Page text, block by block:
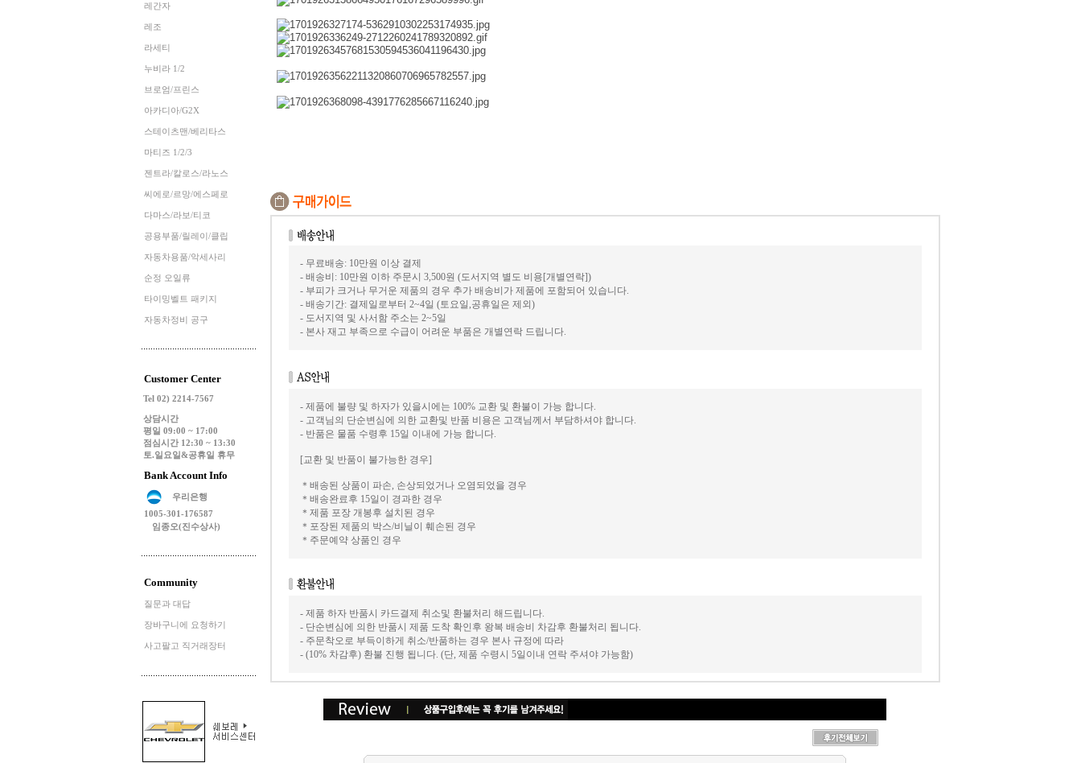
레간자
레조
라세티
누비라 1/2
브로엄/프린스
아카디아/G2X
스테이츠맨/베리타스
마티즈 1/2/3
젠트라/칼로스/라노스
씨에로/르망/에스페로
다마스/라보/티코
공용부품/릴레이/클립
자동차용품/악세사리
순정 오일류
타이밍벨트 패키지
자동차정비 공구
Customer Center
Tel 02) 2214-7567
상담시간
평일 09:00 ~ 17:00
점심시간 12:30 ~ 13:30
토.일요일&공휴일 휴무
Bank Account Info
우리은행
1005-301-176587
임종오(진수상사)
Community
질문과 대답
장바구니에 요청하기
사고팔고 직거래장터
- 무료배송: 10만원 이상 결제
- 배송비: 10만원 이하 주문시 3,500원 (도서지역 별도 비용[개별연락])
- 부피가 크거나 무거운 제품의 경우 추가 배송비가 제품에 포함되어 있습니다.
- 배송기간: 결제일로부터 2~4일 (토요일,공휴일은 제외)
- 도서지역 및 사서함 주소는 2~5일
- 본사 재고 부족으로 수급이 어려운 부품은 개별연락 드립니다.
- 제품에 불량 및 하자가 있을시에는 100% 교환 및 환불이 가능 합니다.
- 고객님의 단순변심에 의한 교환및 반품 비용은 고객님께서 부담하셔야 합니다.
- 반품은 물품 수령후 15일 이내에 가능 합니다.
[교환 및 반품이 불가능한 경우]
＊배송된 상품이 파손, 손상되었거나 오염되었을 경우
＊배송완료후 15일이 경과한 경우
＊제품 포장 개봉후 설치된 경우
＊포장된 제품의 박스/비닐이 훼손된 경우
＊주문예약 상품인 경우
- 제품 하자 반품시 카드결제 취소및 환불처리 해드립니다.
- 단순변심에 의한 반품시 제품 도착 확인후 왕복 배송비 차감후 환불처리 됩니다.
- 주문착오로 부득이하게 취소/반품하는 경우 본사 규정에 따라
- (10% 차감후) 환불 진행 됩니다. (단, 제품 수령시 5일이내 연락 주셔야 가능함)